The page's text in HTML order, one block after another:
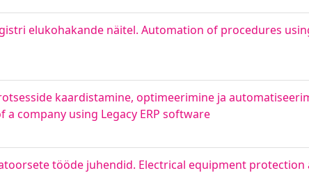
elukohakande näitel. Automation of procedures
kaardistamine, optimeerimine ja
company using Legacy ERP software
tööde juhendid. Electrical equipment